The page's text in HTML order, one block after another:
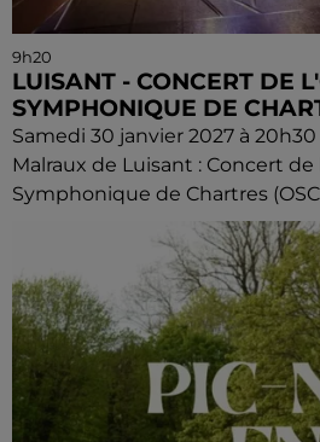
9h20
LUISANT - CONCERT DE
SYMPHONIQUE DE
Samedi 30 janvier 2027 à
Malraux de Luisant : Concert
Symphonique de Chartres